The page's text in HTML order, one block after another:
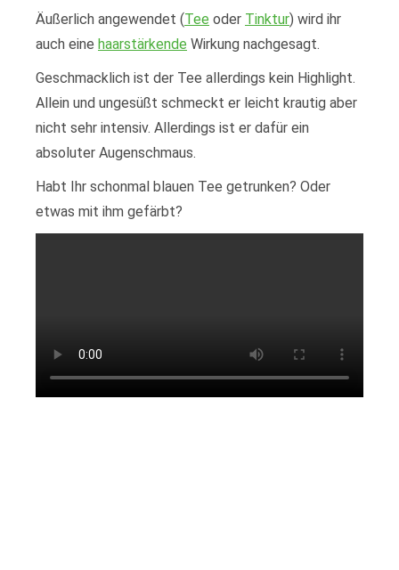
Äußerlich angewendet (Tee oder Tinktur) wird ihr
auch eine haarstärkende Wirkung nachgesagt.
Geschmacklich ist der Tee allerdings kein Highlight.
Allein und ungesüßt schmeckt er leicht krautig aber
nicht sehr intensiv. Allerdings ist er dafür ein
absoluter Augenschmaus.
Habt Ihr schonmal blauen Tee getrunken? Oder
etwas mit ihm gefärbt?